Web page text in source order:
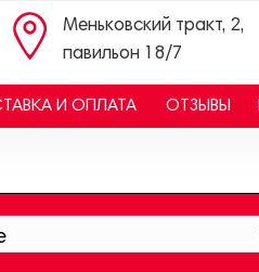
Меньковский тракт, 2,
павильон 18/7
И ОПЛАТА ОТЗЫВЫ